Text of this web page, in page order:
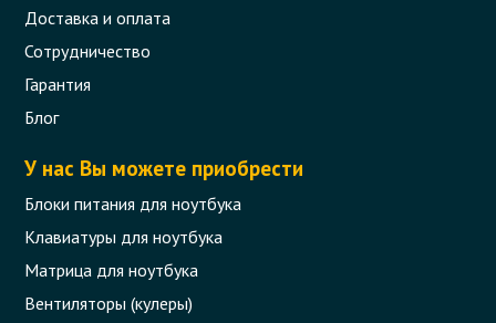
Доставка и оплата
Сотрудничество
Гарантия
Блог
У нас Вы можете приобрести
Блоки питания для ноутбука
Клавиатуры для ноутбука
Матрица для ноутбука
Вентиляторы (кулеры)